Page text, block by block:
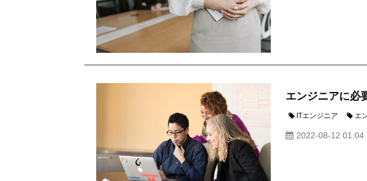
エンジニアに必
ITエンジニア エ
2022-08-12 01:04